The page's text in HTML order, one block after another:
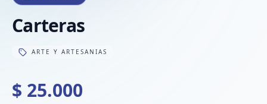
Carteras
ARTE Y ARTESANIAS
$ 25.000